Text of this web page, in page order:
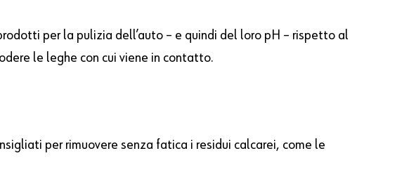
per la pulizia dell’auto – e quindi del loro pH – rispetto al
le leghe con cui viene in contatto.
per rimuovere senza fatica i residui calcarei, come le